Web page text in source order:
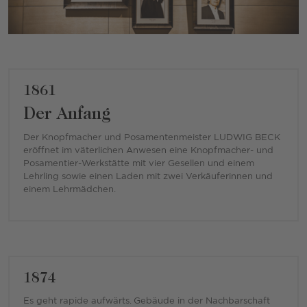
1861
Der Anfang
Der Knopfmacher und Posamentenmeister LUDWIG BECK
eröffnet im väterlichen Anwesen eine Knopfmacher- und
Posamentier-Werkstätte mit vier Gesellen und einem
Lehrling sowie einen Laden mit zwei Verkäuferinnen und
einem Lehrmädchen.
1874
Es geht rapide aufwärts. Gebäude in der Nachbarschaft